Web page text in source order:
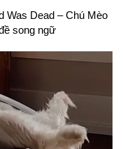
Was Dead – Chú Mèo
song ngữ